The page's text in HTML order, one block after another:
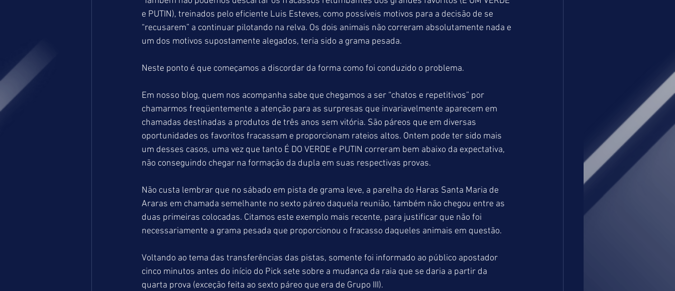
e PUTIN), treinados pelo eficiente Luis Esteves, como possíveis motivos para a decisão de se
“recusarem” a continuar pilotando na relva. Os dois animais não correram absolutamente nada e
um dos motivos supostamente alegados, teria sido a grama pesada.
Neste ponto é que começamos a discordar da forma como foi conduzido o problema.
Em nosso blog, quem nos acompanha sabe que chegamos a ser “chatos e repetitivos” por
chamarmos freqüentemente a atenção para as surpresas que invariavelmente aparecem em
chamadas destinadas a produtos de três anos sem vitória. São páreos que em diversas
oportunidades os favoritos fracassam e proporcionam rateios altos. Ontem pode ter sido mais
um desses casos, uma vez que tanto É DO VERDE e PUTIN correram bem abaixo da expectativa,
não conseguindo chegar na formação da dupla em suas respectivas provas.
Não custa lembrar que no sábado em pista de grama leve, a parelha do Haras Santa Maria de
Araras em chamada semelhante no sexto páreo daquela reunião, também não chegou entre as
duas primeiras colocadas. Citamos este exemplo mais recente, para justificar que não foi
necessariamente a grama pesada que proporcionou o fracasso daqueles animais em questão.
Voltando ao tema das transferências das pistas, somente foi informado ao público apostador
cinco minutos antes do início do Pick sete sobre a mudança da raia que se daria a partir da
quarta prova (exceção feita ao sexto páreo que era de Grupo III).